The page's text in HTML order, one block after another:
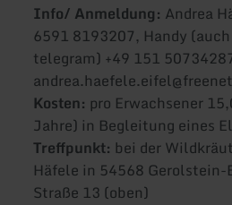
Info/ Anmeldung: Andrea
6591 8193207, Handy
telegram) +49 151
Kosten: pro Erwachsener
Jahre) in Begleitung eines
Treffpunkt: bei der
Häfele in 54568
Straße 13 (oben)